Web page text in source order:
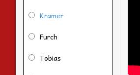
Kramer
Furch
Tobias